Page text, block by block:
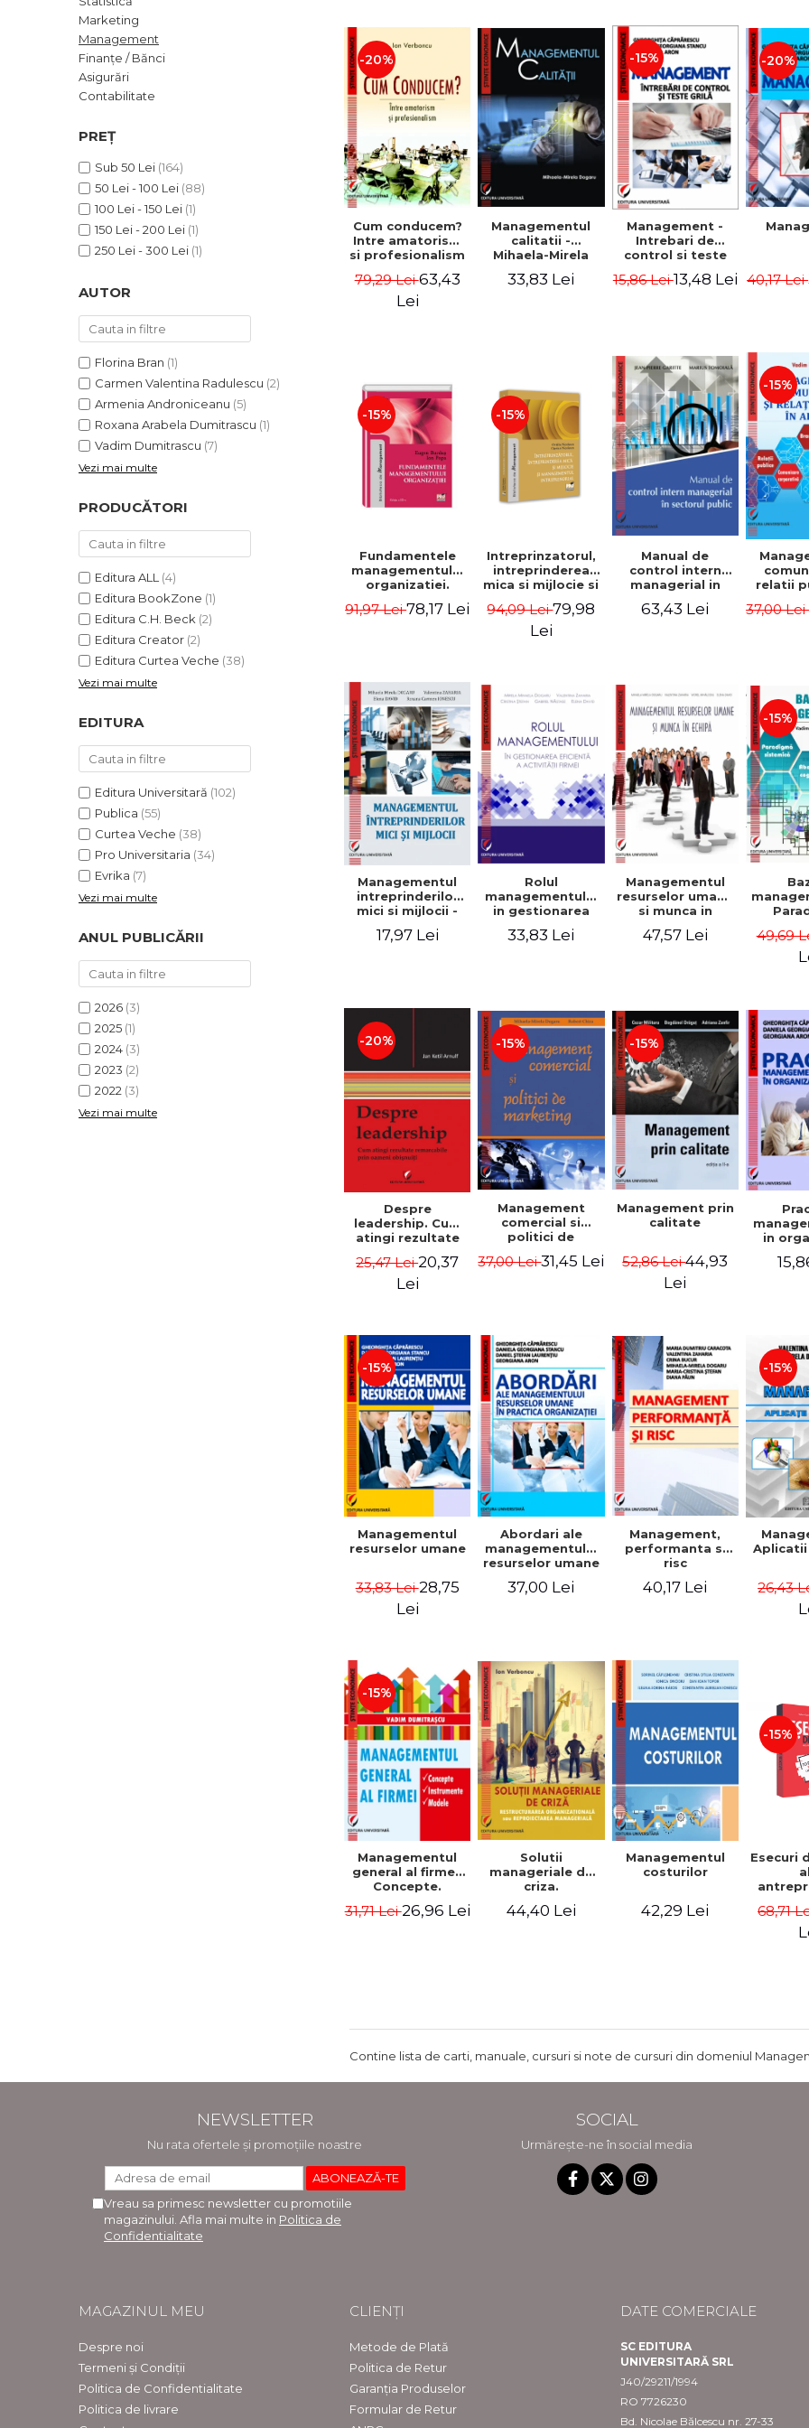
ADMINISTRATIVE
ȘTIINȚE ECONOMICE
ȘTIINȚE EXACTE
EDUCAȚIE FIZICĂ ȘI SPORT
PREUNIVERSITARIA
PACHETE DE STUDIU
PROMOȚIILE LUNII
Cum Cumpăr
Politica de Retur
Formular de Retur
Marketing
Management
Finanțe / Bănci
Asigurări
Contabilitate
PREȚ
Sub 50 Lei (164)
50 Lei - 100 Lei (88)
100 Lei - 150 Lei (1)
150 Lei - 200 Lei (1)
250 Lei - 300 Lei (1)
AUTOR
Florina Bran (1)
Carmen Valentina Radulescu (2)
Armenia Androniceanu (5)
Roxana Arabela Dumitrascu (1)
Vadim Dumitrascu (7)
Vezi mai multe
PRODUCĂTORI
Editura ALL (4)
Editura BookZone (1)
Editura C.H. Beck (2)
Editura Creator (2)
Editura Curtea Veche (38)
Vezi mai multe
EDITURA
Editura Universitară (102)
Publica (55)
Curtea Veche (38)
Pro Universitaria (34)
Evrika (7)
Vezi mai multe
ANUL PUBLICĂRII
2026 (3)
2025 (1)
2024 (3)
2023 (2)
2022 (3)
Vezi mai multe
-20%
Cum conducem?
Intre amatorism
si profesionalism
79,29 Lei63,43
Lei
Managementul
calitatii -
Mihaela-Mirela
33,83 Lei
-15%
Management -
Intrebari de
control si teste
15,86 Lei13,48 Lei
-20%
40,17 Lei
-15%
Fundamentele
managementului
organizatiei.
Eugen Burdus,
91,97 Lei78,17 Lei
-15%
Intreprinzatorul,
intreprinderea
mica si mijlocie si
intreprenorial -
Ovidiu Nicolescu,
94,09 Lei79,98
Lei
Manual de
control intern
managerial in
sectorul public -
Jean-Pierre
63,43 Lei
-15%
relatii
37,00 Lei
Managementul
intreprinderilor
mici si mijlocii -
Elena David,
Mihaela-Mirela
17,97 Lei
Rolul
managementului
in gestionarea
eficienta a
activitatii firmei -
Dogaru,
Valentina Zaharia
33,83 Lei
Managementul
resurselor umane
si munca in
47,57 Lei
-15%
49,69
-20%
Despre
leadership. Cum
atingi rezultate
oameni obisnuiti
25,47 Lei20,37
Lei
-15%
Management
comercial si
politici de
37,00 Lei31,45 Lei
-15%
Management prin
calitate
52,86 Lei44,93
Lei
in
-15%
Managementul
resurselor umane
33,83 Lei28,75
Lei
Abordari ale
managementului
resurselor umane
organizatiei
37,00 Lei
Management,
performanta si
risc
40,17 Lei
-15%
26,43
-15%
Managementul
general al firmei.
Concepte.
Modele
31,71 Lei26,96 Lei
Solutii
manageriale de
criza.
organizationala
44,40 Lei
Managementul
costurilor
42,29 Lei
-15%
Esecuri
esec
68,71
Contine lista de carti, manuale, cursuri si note de cursuri din domeniul
NEWSLETTER
Nu rata ofertele și promoțiile noastre
Vreau sa primesc newsletter cu promotiile
magazinului. Afla mai multe in Politica de
Confidentialitate
SOCIAL
Urmărește-ne în social media
MAGAZINUL MEU
Despre noi
Termeni și Condiții
Politica de Confidentialitate
Politica de livrare
CLIENȚI
Metode de Plată
Politica de Retur
Garanția Produselor
Formular de Retur
DATE COMERCIALE
SC EDITURA
UNIVERSITARĂ SRL
J40/29211/1994
RO 7726230
Bd. Nicolae Bălcescu nr. 27-33